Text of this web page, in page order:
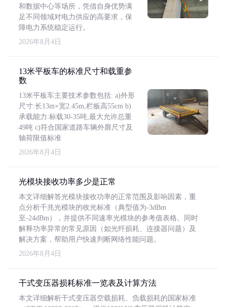
和数据中心等场所，凭借自身优势满
足不同领域对电力供应的高要求，保
障电力系统稳定运行。
2026年8月4日
13米平板车的标准尺寸和载重参
数
13米平板车主要技术参数包括: a)外形
尺寸:长13m×宽2.45m,栏板高55cm b)
承载能力:标载30-35吨,最大允许总重
49吨 c)符合国家道路车辆外廓尺寸及
轴荷限值标准
2026年8月4日
光模块接收功率多少是正常
本文详细解答光模块接收功率的正常范围及影响因素，重
点分析千兆光模块的收光标准（典型值为-3dBm
至-24dBm），并提供不同速率光模块的参考值表格。同时
解释功率异常的常见原因（如光纤损耗、连接器问题）及
解决方案，帮助用户快速判断网络性能问题。
2026年8月4日
干式变压器损耗标准一览表及计算方法
本文详细解析干式变压器空载损耗、负载损耗的国家标准